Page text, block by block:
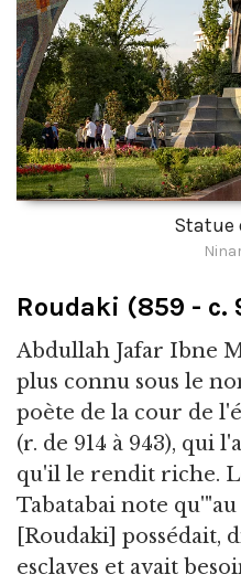
Statue
Roudaki (859 - c.
Abdullah Jafar Ibne
plus connu sous le
poète de la cour de
(r. de 914 à 943), qui
qu'il le rendit riche.
Tabatabai note
[Roudaki] possédait,
esclaves et avait